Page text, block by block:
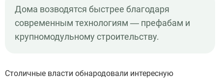
Дома возводятся быстрее благодаря
современным технологиям — префабам и
крупномодульному строительству.
Столичные власти обнародовали интересную